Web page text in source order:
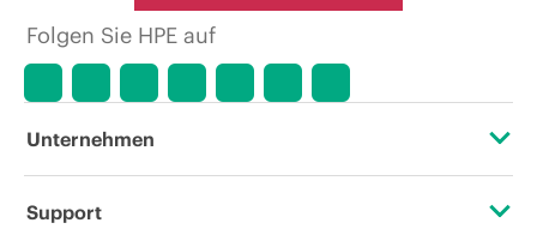
Folgen Sie HPE auf
Unternehmen
Über HPE
Support